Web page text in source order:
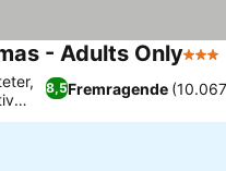
- Adults Only3
8,5Fremragende